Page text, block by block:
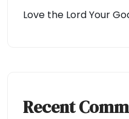
Love the Lord Your
Recent